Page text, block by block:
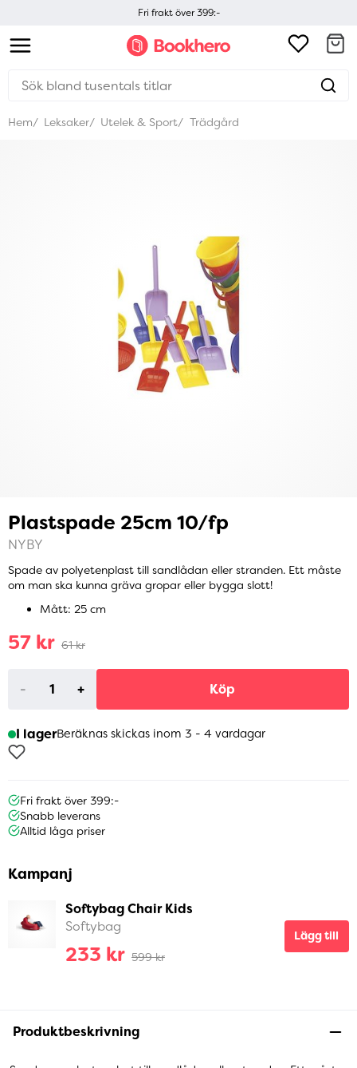
Fri frakt över 399:-
Hem Leksaker Utelek & Sport Trädgård
Plastspade 25cm 10/fp
NYBY
Spade av polyetenplast till sandlådan eller stranden. Ett måste
om man ska kunna gräva gropar eller bygga slott!
Mått: 25 cm
57 kr 61 kr
- + Köp
I lagerBeräknas skickas inom 3 - 4 vardagar
Fri frakt över 399:-
Snabb leverans
Alltid låga priser
Kampanj
Softybag Chair Kids
Softybag
233 kr 599 kr
Lägg till
Produktbeskrivning